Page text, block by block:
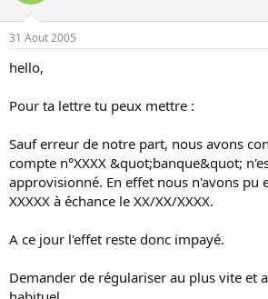
31 Aout 2005
hello,
Pour ta lettre tu peux mettre :
Sauf erreur de notre part, nous avons
compte n°XXXX &quot;banque&quot;
approvisionné. En effet nous n'avons pu
XXXXX à échance le XX/XX/XXXX.
A ce jour l'effet reste donc impayé.
Demander de régulariser au plus vite et